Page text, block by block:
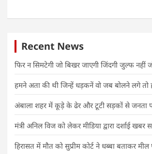
Recent News
फिर न सिमटेगी जो बिखर जाएगी जिंदगी जुल्फ नहीं
हमने अता की थी जिन्हें धड़कनें वो जब बोलने लगे तो
अंबाला शहर में कूड़े के ढेर और टूटी सड़कों से जनता
मंत्री अनिल विज को लेकर मीडिया द्वारा दर्शाई
हिरासत में मौत को सुप्रीम कोर्ट ने धब्बा बताकर